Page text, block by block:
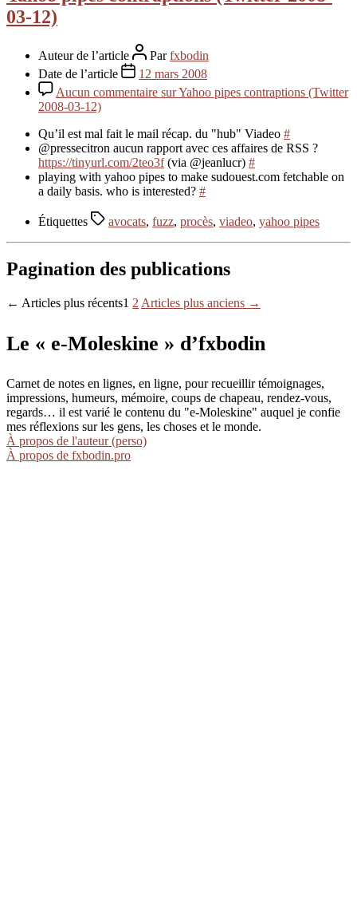
03-12)
Auteur de l’article Parfxbodin
Date de l’article
12 mars 2008
Aucun commentaire sur Yahoo pipes contraptions (Twitter
2008-03-12)
Qu’il est mal fait le mail récap. du "hub" Viadeo #
@pressecitron aucun rapport avec ces affaires de RSS ?
https://tinyurl.com/2teo3f(via @jeanlucr) #
playing with yahoo pipes to make sudouest.com fetchable on
a daily basis. who is interested? #
Étiquettes avocats, fuzz, procès, viadeo, yahoo pipes
Pagination des publications
← Articles plus récents1 2 Articles plus anciens →
Le « e-Moleskine » d’fxbodin
Carnet de notes en lignes, en ligne, pour recueillir témoignages,
impressions, humeurs, mémoire, coups de chapeau, rendez-vous,
regards… il est varié le contenu du "e-Moleskine" auquel je confie
mes réflexions sur les gens, les choses et le monde.
À propos de l'auteur (perso)
À propos de fxbodin.pro